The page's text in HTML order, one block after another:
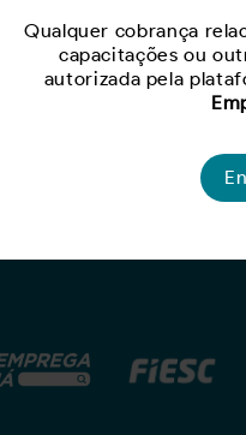
Qualquer cobrança
capacitações ou
autorizada pela